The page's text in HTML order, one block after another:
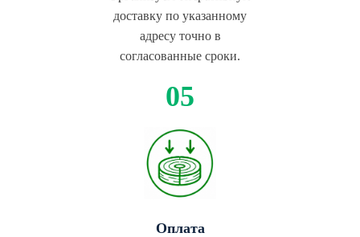
доставку по указанному
адресу точно в
согласованные сроки.
Оплата